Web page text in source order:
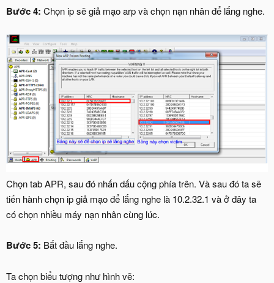
Bước 4: Chọn ip sẽ giả mạo arp và chọn nạn nhân để lắng nghe.
Chọn tab APR, sau đó nhấn dấu cộng phía trên. Và sau đó ta sẽ
tiến hành chọn ip giả mạo để lắng nghe là 10.2.32.1 và ở đây ta
có chọn nhiều máy nạn nhân cùng lúc.
Bước 5: Bắt đầu lắng nghe.
Ta chọn biểu tượng như hình vẽ: